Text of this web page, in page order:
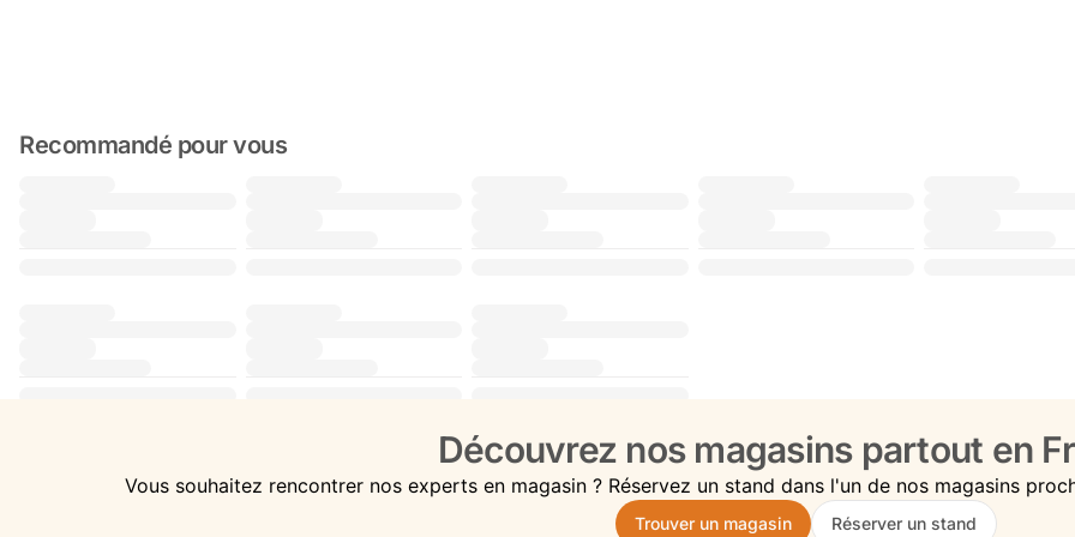
Recommandé pour vous
Découvrez nos magasins partout en
Vous souhaitez rencontrer nos experts en magasin ? Réservez un stand dans l'un de nos magasins
Trouver un magasin Réserver un stand